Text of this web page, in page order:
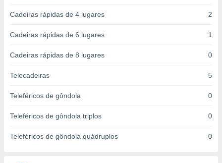
como a
IP e
possam
com
qual se
ou opor-
Cadeiras rápidas de 4 lugares 2
Cadeiras rápidas de 6 lugares 1
Cadeiras rápidas de 8 lugares 0
Telecadeiras 5
Teleféricos de gôndola 0
Teleféricos de gôndola triplos 0
Teleféricos de gôndola quádruplos 0